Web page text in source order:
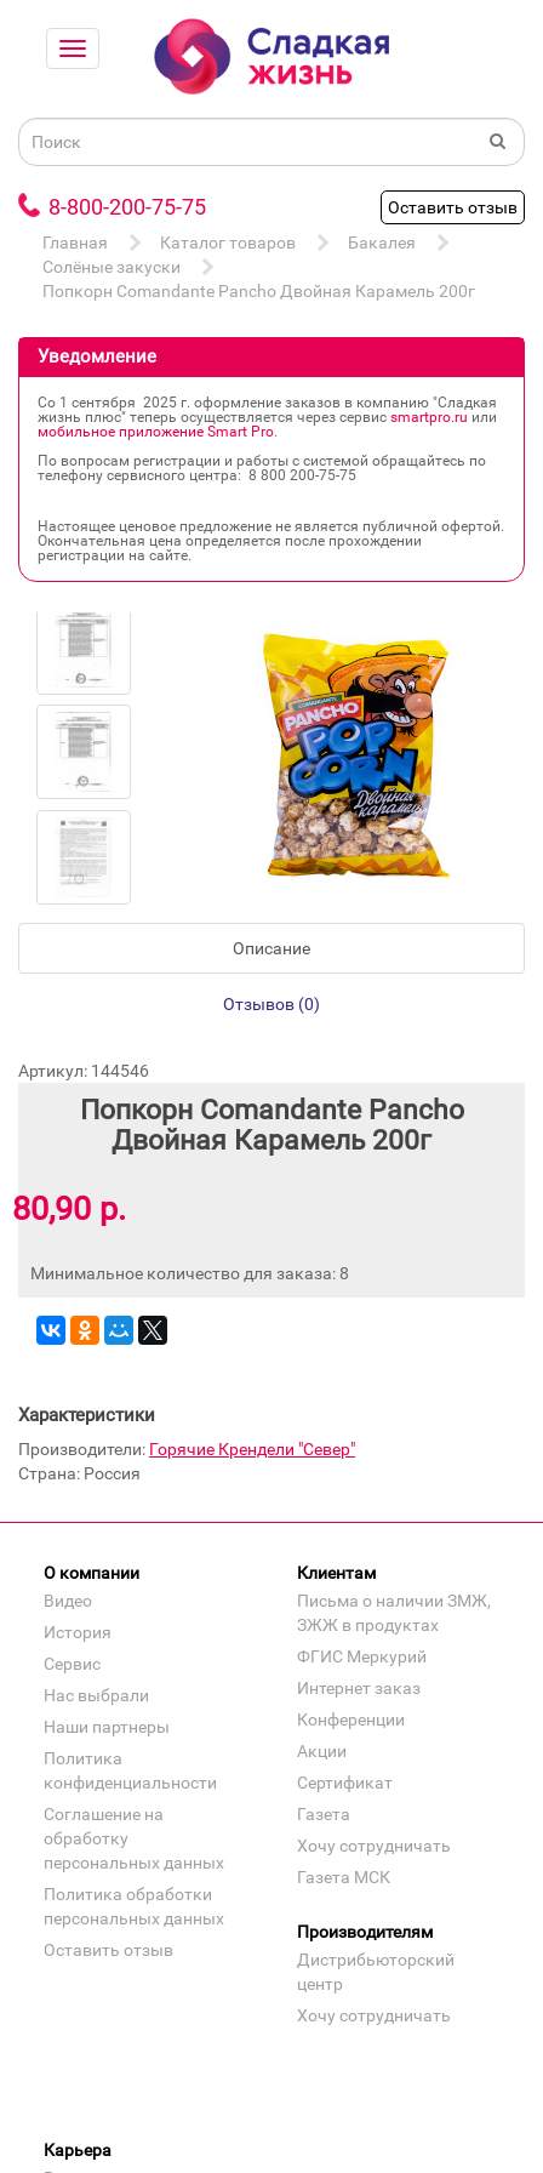
8-800-200-75-75
Оставить отзыв
Главная
Каталог товаров
Бакалея
Солёные закуски
Попкорн Comandante Pancho Двойная Карамель 200г
Уведомление
Со 1 сентября 2025 г. оформление заказов в компанию "Сладкая
жизнь плюс" теперь осуществляется через сервис smartpro.ru или
мобильное приложение Smart Pro.
По вопросам регистрации и работы с системой обращайтесь по
телефону сервисного центра: 8 800 200‐75‐75
Настоящее ценовое предложение не является публичной офертой.
Окончательная цена определяется после прохождении
регистрации на сайте.
Описание
Отзывов (0)
Артикул: 144546
Попкорн Comandante Pancho
Двойная Карамель 200г
80,90 р.
Минимальное количество для заказа: 8
Характеристики
Производители: Горячие Крендели "Север"
Страна: Россия
О компании
Видео
История
Сервис
Нас выбрали
Наши партнеры
Политика
конфиденциальности
Соглашение на
обработку
персональных данных
Политика обработки
персональных данных
Оставить отзыв
Клиентам
Письма о наличии ЗМЖ,
ЗЖЖ в продуктах
ФГИС Меркурий
Интернет заказ
Конференции
Акции
Сертификат
Газета
Хочу сотрудничать
Газета МСК
Производителям
Дистрибьюторский
центр
Хочу сотрудничать
Карьера